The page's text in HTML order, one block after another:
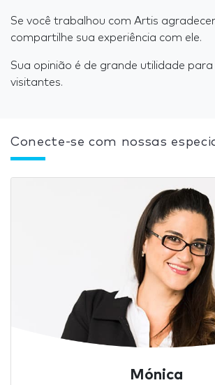
Se você trabalhou com Artis
compartilhe sua experiência com ele.
Sua opinião é de grande utilidade para
visitantes.
Conecte-se com nossas
Mónica